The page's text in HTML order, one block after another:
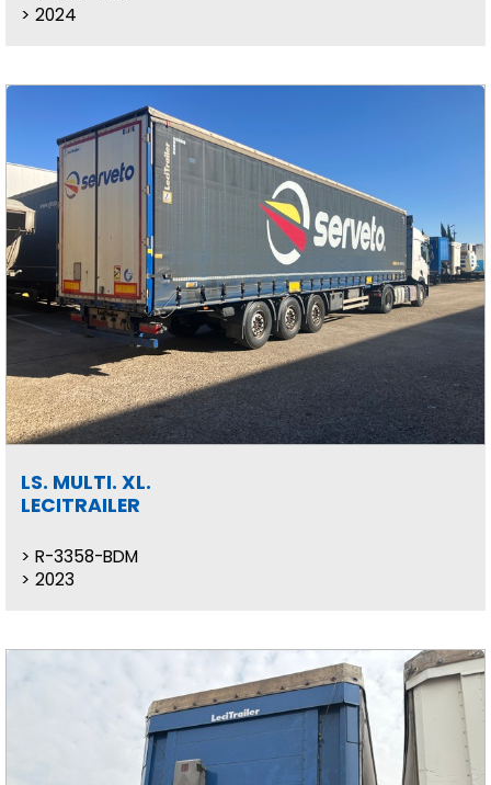
2024
LS. MULTI. XL.
LECITRAILER
R-3358-BDM
2023